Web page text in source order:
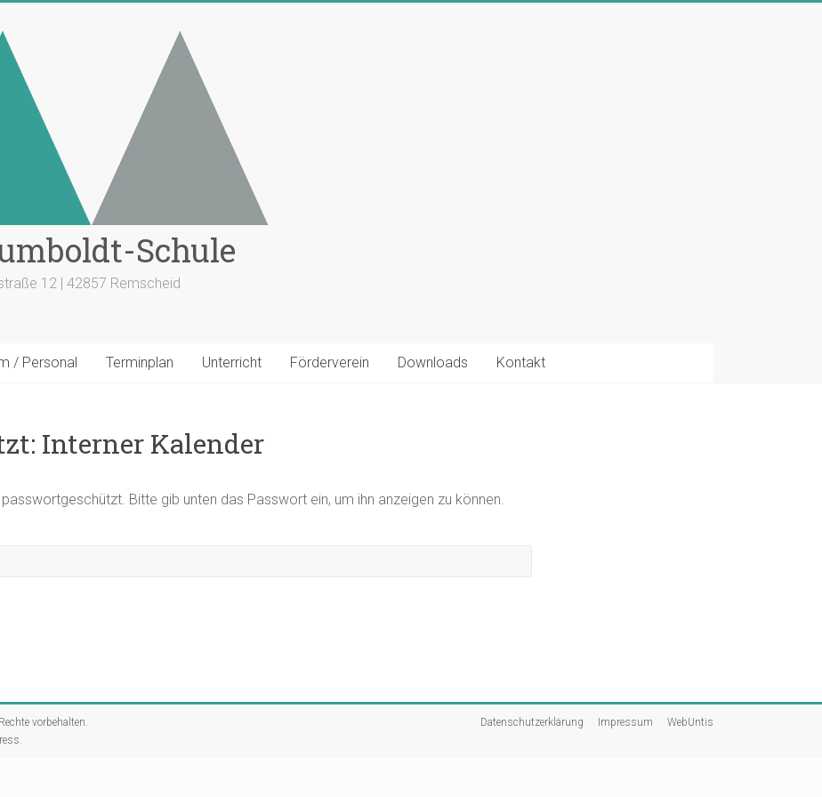
Schule
12 | 42857 Remscheid
/ Personal Terminplan Unterricht Förderverein Downloads Kontakt
Interner Kalender
Bitte gib unten das Passwort ein, um ihn anzeigen zu können.
vorbehalten.
.
Datenschutzerklärung Impressum WebUntis